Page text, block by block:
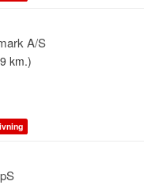
A/S
km.)